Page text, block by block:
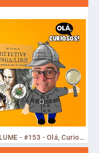
MEMÓRIAS DA COLEÇÃO VAGA-LUME - #153 - Olá, Curiosos! 2023